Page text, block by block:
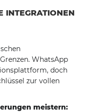
INTEGRATIONEN
WhatsApp
doch
zur vollen
meistern: